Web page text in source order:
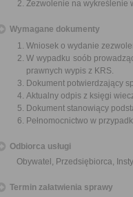
Zezwolenie na wykreślenie
Wymagane dokumenty
Wniosek o wydanie
W wypadku soób
prawnych wypis z KRS.
Dokument potwierdzający
Aktualny odpis z księgi
Dokument stanowiący
Pełnomocnictwo w
Odbiorca usługi
Obywatel, Przedsiębiorca,
Termin załatwienia sprawy